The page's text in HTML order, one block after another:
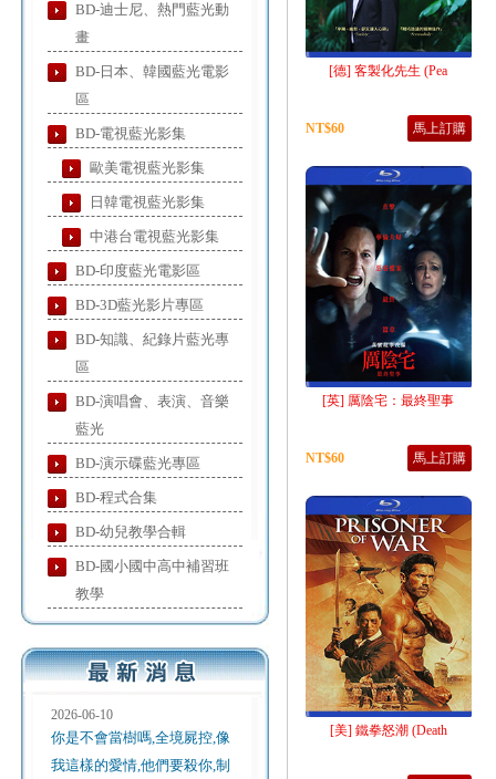
BD-迪士尼、熱門藍光動
畫
BD-日本、韓國藍光電影
區
BD-電視藍光影集
歐美電視藍光影集
日韓電視藍光影集
中港台電視藍光影集
BD-印度藍光電影區
BD-3D藍光影片專區
BD-知識、紀錄片藍光專
區
BD-演唱會、表演、音樂
藍光
BD-演示碟藍光專區
BD-程式合集
BD-幼兒教學合輯
BD-國小國中高中補習班
教學
2026-06-10
你是不會當樹嗎,全境屍控,像
我這樣的愛情,他們要殺你,制
[德] 客製化先生 (Pea
NT$60 馬上訂購
[英] 厲陰宅：最終聖事
NT$60 馬上訂購
[美] 鐵拳怒潮 (Death